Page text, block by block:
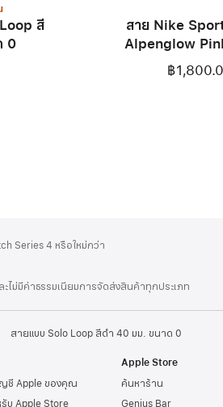
สี
0
สาย Nike
Alpenglow
฿
Series 4 หรือใหม่กว่า
ไม่มีค่าธรรมเนียมการจัดส่งสินค้าทุกประเภท
สายแบบ Solo Loop สีดำ 40 มม. ขนาด 0
ชี Apple ของคุณ
บ Apple Store
Apple Store
ค้นหาร้าน
Genius Bar